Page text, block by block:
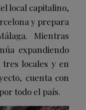
local capitalino,
y prepara
Mientras
expandiendo
locales y en
cuenta con
todo el país.